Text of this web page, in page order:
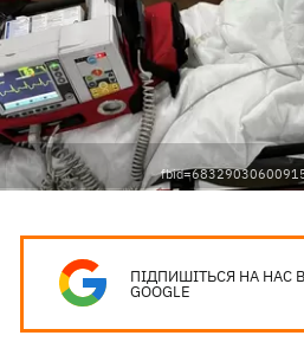
ПІДПИШІТЬСЯ НА НАС В
GOOGLE